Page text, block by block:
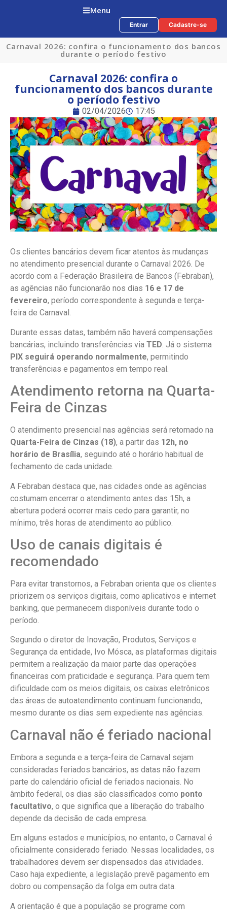
Menu
Entrar Cadastre-se
Carnaval 2026: confira o funcionamento dos bancos
durante o período festivo
Carnaval 2026: confira o
funcionamento dos bancos durante
o período festivo
02/04/2026 17:45
Os clientes bancários devem ficar atentos às mudanças
no atendimento presencial durante o Carnaval 2026. De
acordo com a Federação Brasileira de Bancos (Febraban),
as agências não funcionarão nos dias 16 e 17 de
fevereiro, período correspondente à segunda e terça-
feira de Carnaval.
Durante essas datas, também não haverá compensações
bancárias, incluindo transferências via TED. Já o sistema
PIX seguirá operando normalmente, permitindo
transferências e pagamentos em tempo real.
Atendimento retorna na Quarta-
Feira de Cinzas
O atendimento presencial nas agências será retomado na
Quarta-Feira de Cinzas (18), a partir das 12h, no
horário de Brasília, seguindo até o horário habitual de
fechamento de cada unidade.
A Febraban destaca que, nas cidades onde as agências
costumam encerrar o atendimento antes das 15h, a
abertura poderá ocorrer mais cedo para garantir, no
mínimo, três horas de atendimento ao público.
Uso de canais digitais é
recomendado
Para evitar transtornos, a Febraban orienta que os clientes
priorizem os serviços digitais, como aplicativos e internet
banking, que permanecem disponíveis durante todo o
período.
Segundo o diretor de Inovação, Produtos, Serviços e
Segurança da entidade, Ivo Mósca, as plataformas digitais
permitem a realização da maior parte das operações
financeiras com praticidade e segurança. Para quem tem
dificuldade com os meios digitais, os caixas eletrônicos
das áreas de autoatendimento continuam funcionando,
mesmo durante os dias sem expediente nas agências.
Carnaval não é feriado nacional
Embora a segunda e a terça-feira de Carnaval sejam
consideradas feriados bancários, as datas não fazem
parte do calendário oficial de feriados nacionais. No
âmbito federal, os dias são classificados como ponto
facultativo, o que significa que a liberação do trabalho
depende da decisão de cada empresa.
Em alguns estados e municípios, no entanto, o Carnaval é
oficialmente considerado feriado. Nessas localidades, os
trabalhadores devem ser dispensados das atividades.
Caso haja expediente, a legislação prevê pagamento em
dobro ou compensação da folga em outra data.
A orientação é que a população se programe com